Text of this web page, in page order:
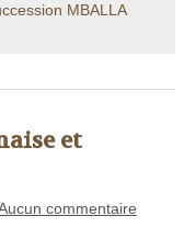
MBALLA
et
commentaire